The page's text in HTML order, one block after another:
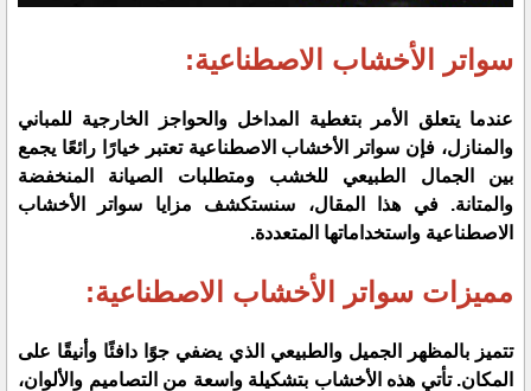
سواتر الأخشاب الاصطناعية:
عندما يتعلق الأمر بتغطية المداخل والحواجز الخارجية للمباني
والمنازل، فإن سواتر الأخشاب الاصطناعية تعتبر خيارًا رائعًا يجمع
بين الجمال الطبيعي للخشب ومتطلبات الصيانة المنخفضة
والمتانة. في هذا المقال، سنستكشف مزايا سواتر الأخشاب
الاصطناعية واستخداماتها المتعددة.
مميزات سواتر الأخشاب الاصطناعية:
تتميز بالمظهر الجميل والطبيعي الذي يضفي جوًا دافئًا وأنيقًا على
المكان. تأتي هذه الأخشاب بتشكيلة واسعة من التصاميم والألوان،